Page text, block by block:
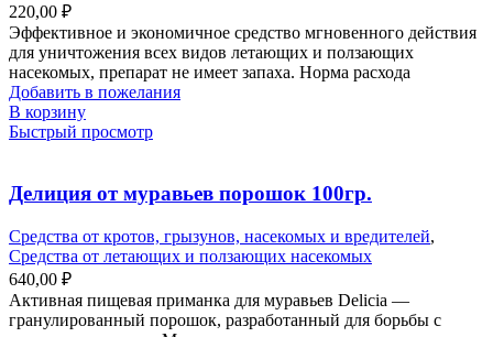
220,00 ₽
Эффективное и экономичное средство мгновенного действия
для уничтожения всех видов летающих и ползающих
насекомых, препарат не имеет запаха. Норма расхода
Добавить в пожелания
В корзину
Быстрый просмотр
Делиция от муравьев порошок 100гр.
Средства от кротов, грызунов, насекомых и вредителей,
Средства от летающих и ползающих насекомых
640,00 ₽
Активная пищевая приманка для муравьев Delicia —
гранулированный порошок, разработанный для борьбы с